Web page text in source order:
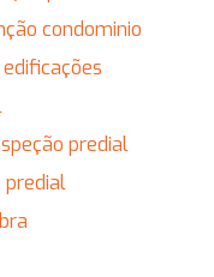
condominio
edificações
predial
predial